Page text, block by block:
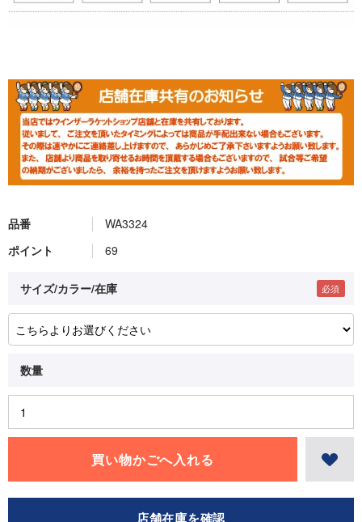
品番
WA3324
ポイント
69
サイズ/カラー/在庫
店舗在庫を確認